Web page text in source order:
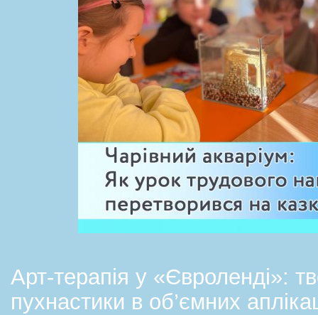
Арт-терапія у «Євроленді»:
пухнастики в об’ємних